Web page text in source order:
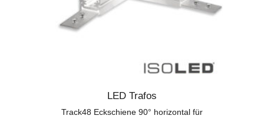
LED Trafos
Track48 Eckschiene 90° horizontal für